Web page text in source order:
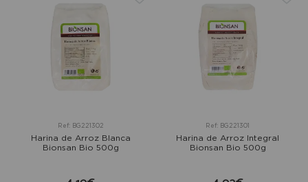
Ref: BG221302
Harina de Arroz Blanca
Bionsan Bio 500g
Ref: BG221301
Harina de Arroz Integral
Bionsan Bio 500g